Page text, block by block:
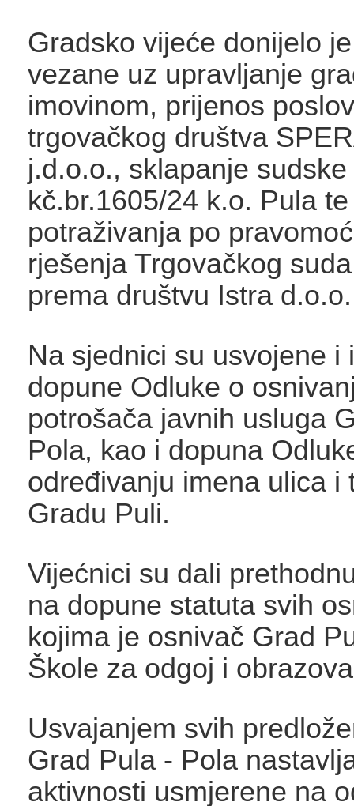
Gradsko vijeće donijelo
vezane uz upravljanje
imovinom, prijenos
trgovačkog društva
j.d.o.o., sklapanje
kč.br.1605/24 k.o. Pula
potraživanja po
rješenja Trgovačkog
prema društvu Istra d.o.o.
Na sjednici su usvojene i
dopune Odluke o
potrošača javnih usluga
Pola, kao i dopuna
određivanju imena ulica i
Gradu Puli.
Vijećnici su dali
na dopune statuta svih
kojima je osnivač Grad
Škole za odgoj i
Usvajanjem svih
Grad Pula - Pola
aktivnosti usmjerene na